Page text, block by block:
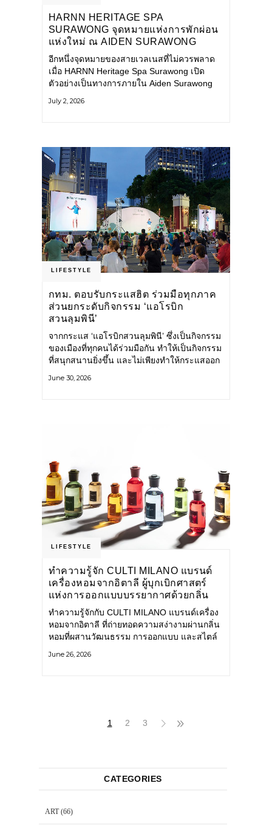
HARNN HERITAGE SPA
SURAWONG จุดหมายแห่งการพักผ่อน
แห่งใหม่ ณ AIDEN SURAWONG
BANGKOK
อีกหนึ่งจุดหมายของสายเวลเนสที่ไม่ควรพลาด
เมื่อ HARNN Heritage Spa Surawong เปิด
ตัวอย่างเป็นทางการภายใน Aiden Surawong
ของเมืองใหญ่ มาสัมผัสประสบการณ์การพักผ่อน
July 2, 2026
LIFESTYLE
กทม. ตอบรับกระแสฮิต ร่วมมือทุกภาค
ส่วนยกระดับกิจกรรม ‘แอโรบิก
สวนลุมพินี’
จากกระแส ‘แอโรบิกสวนลุมพินี’ ซึ่งเป็นกิจกรรม
ของเมืองที่ทุกคนได้ร่วมมือกัน ทำให้เป็นกิจกรรม
ที่สนุกสนานยิ่งขึ้น และไม่เพียงทำให้กระแสออก
กระจายไปยังหลายพื้นที่ของประเทศที่อยากออก
June 30, 2026
LIFESTYLE
ทำความรู้จัก CULTI MILANO แบรนด์
เครื่องหอมจากอิตาลี ผู้บุกเบิกศาสตร์
แห่งการออกแบบบรรยากาศด้วยกลิ่น
หอม ผสานสไตล์อันโดดเด่นอย่างลงตัว
ทำความรู้จักกับ CULTI MILANO แบรนด์เครื่อง
หอมจากอิตาลี ที่ถ่ายทอดความสง่างามผ่านกลิ่น
หอมที่ผสานวัฒนธรรม การออกแบบ และสไตล์
แบรนด์เครื่องหอมระดับลักชัวรีดีไซน์เอกลักษณ์
June 26, 2026
1 2 3
CATEGORIES
ART(66)